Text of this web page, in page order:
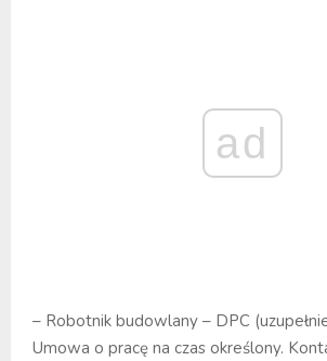
ad
– Robotnik budowlany – DPC
Umowa o pracę na czas określony.